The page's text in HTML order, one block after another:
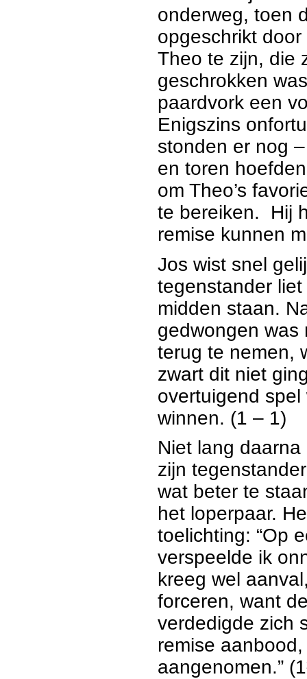
onderweg, toen
opgeschrikt
Theo te zijn, die
geschrokken
paardvork een
Enigszins
stonden er nog
en toren
om Theo’s
te bereiken. Hij
remise kunnen
Jos wist snel
tegenstander
midden staan.
gedwongen was
terug te nemen,
zwart dit niet
overtuigend
winnen. (1 – 1)
Niet lang
zijn
wat beter te
het loperpaar.
toelichting: “Op
verspeelde ik
kreeg wel
forceren, want
verdedigde zich
remise
aangenomen.”